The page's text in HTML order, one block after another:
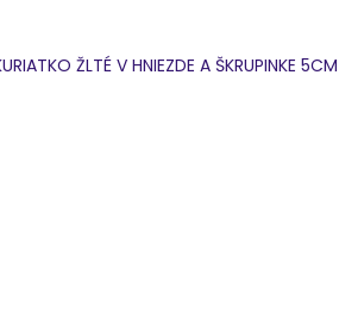
ŽLTÉ V HNIEZDE A ŠKRUPINKE 5CM